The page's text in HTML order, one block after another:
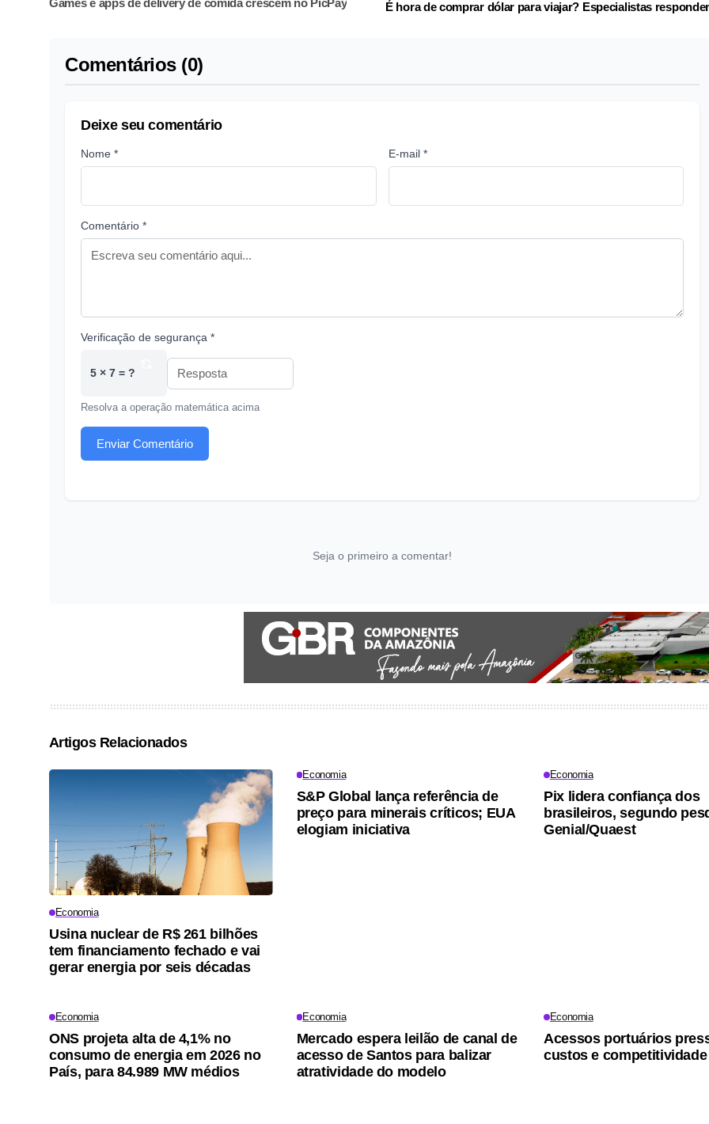
Games e apps de delivery de comida crescem no PicPay É hora de comprar dólar para viajar? Especialistas
Comentários (0)
Deixe seu comentário
Nome * E-mail *
Comentário *
Verificação de segurança *
5 × 7 = ?
Resolva a operação matemática acima
Enviar Comentário
Seja o primeiro a comentar!
Artigos Relacionados
Economia
Usina nuclear de R$ 261 bilhões
tem financiamento fechado e vai
gerar energia por seis décadas
Economia
S&P Global lança referência de
preço para minerais críticos; EUA
elogiam iniciativa
Economia
Pix lidera confiança dos
brasileiros, segundo
Genial/Quaest
Economia
ONS projeta alta de 4,1% no
consumo de energia em 2026 no
País, para 84.989 MW médios
Economia
Mercado espera leilão de canal de
acesso de Santos para balizar
atratividade do modelo
Economia
Acessos portuários
custos e